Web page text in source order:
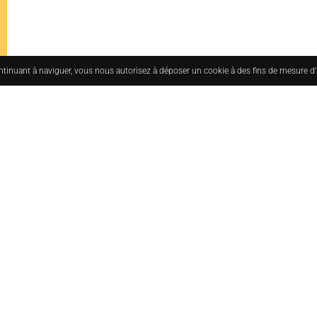
à naviguer, vous nous autorisez à déposer un cookie à des fins de mesure